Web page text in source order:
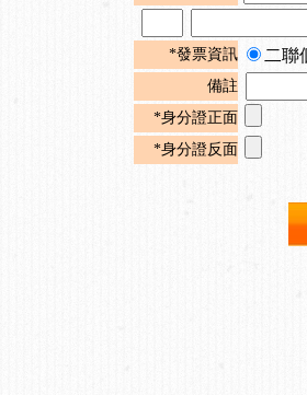
*發票資訊 二聯
備註
*身分證正面
*身分證反面